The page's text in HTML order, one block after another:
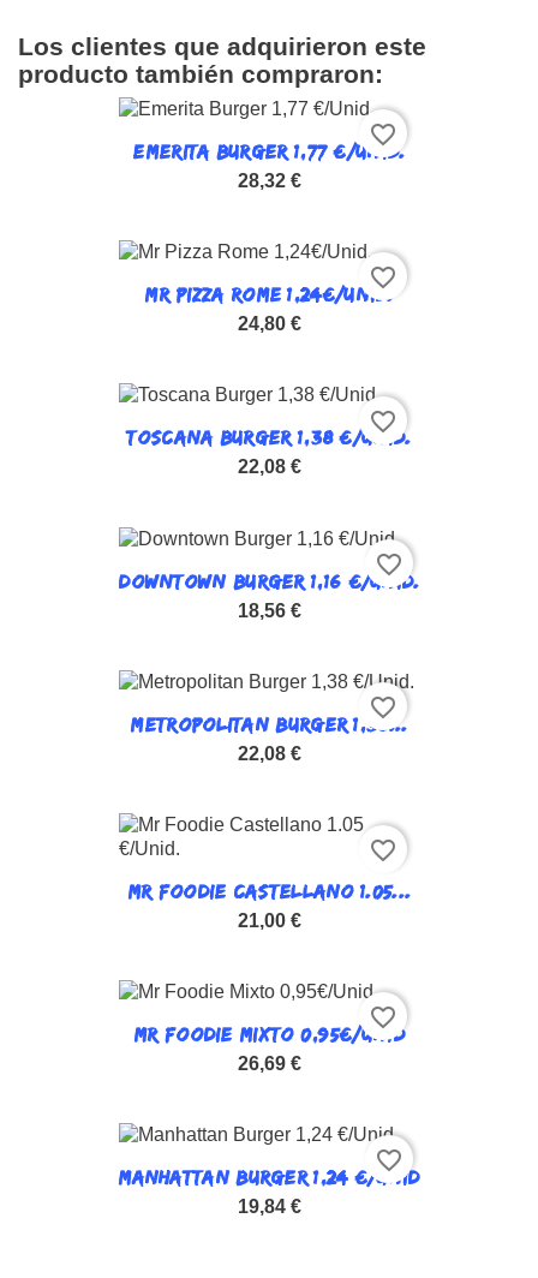
Los clientes que adquirieron este
producto también compraron:
EMERITA BURGER 1,77 €/UNID.
28,32 €
favorite_border
MR PIZZA ROME 1,24€/UNID.
24,80 €
favorite_border
TOSCANA BURGER 1,38 €/UNID.
22,08 €
favorite_border
DOWNTOWN BURGER 1,16 €/UNID.
18,56 €
favorite_border
METROPOLITAN BURGER 1,38...
22,08 €
favorite_border
MR FOODIE CASTELLANO 1.05...
21,00 €
favorite_border
MR FOODIE MIXTO 0,95€/UNID
26,69 €
favorite_border
MANHATTAN BURGER 1,24 €/UNID
19,84 €
favorite_border